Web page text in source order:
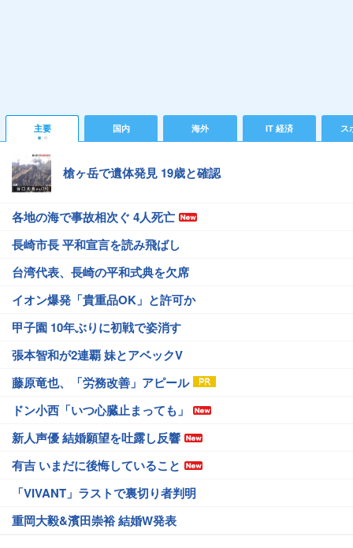
主要 国内 海外 IT 経済 ス
槍ヶ岳で遺体発見 19歳と確認
各地の海で事故相次ぐ 4人死亡
長崎市長 平和宣言を読み飛ばし
台湾代表、長崎の平和式典を欠席
イオン爆発「貴重品OK」と許可か
甲子園 10年ぶりに初戦で姿消す
張本智和が2連覇 妹とアベックV
藤原竜也、「労務改善」アピール
ドン小西「いつ心臓止まっても」
新人声優 結婚願望を吐露し反響
有吉 いまだに後悔していること
「VIVANT」ラストで裏切り者判明
重岡大毅&濱田崇裕 結婚W発表